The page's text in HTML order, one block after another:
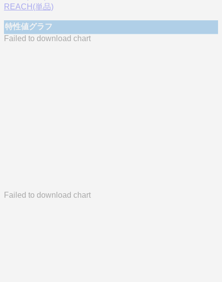
REACH(単品)
特性値グラフ
Failed to download chart
Failed to download chart